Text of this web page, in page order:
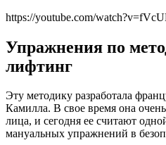
https://youtube.com/
Упражнения по
лифтинг
Эту методику разработала
Камилла. В свое время она
лица, и сегодня ее считают
мануальных упражнений в